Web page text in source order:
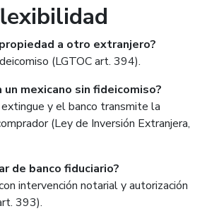
a otro extranjero?
(LGTOC art. 394).
un mexicano sin fideicomiso?
y el banco transmite la
(Ley de Inversión Extranjera,
de banco fiduciario?
intervención notarial y autorización
393).